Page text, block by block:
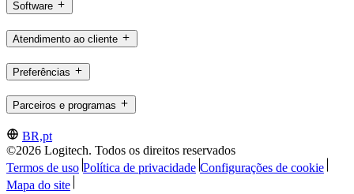
Software
Atendimento ao cliente
Preferências
Parceiros e programas
BR,pt
©2026 Logitech. Todos os direitos reservados
Termos de uso Política de privacidade Configurações de cookie
Mapa do site